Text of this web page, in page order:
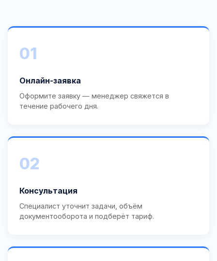
01
Онлайн-заявка
Оформите заявку — менеджер свяжется в
течение рабочего дня.
02
Консультация
Специалист уточнит задачи, объём
документооборота и подберёт тариф.